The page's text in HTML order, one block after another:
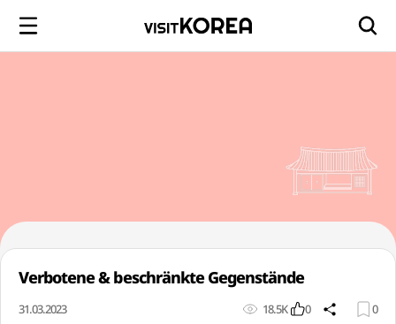
Verbotene & beschränkte Gegenstände
31.03.2023 18.5K 0 0